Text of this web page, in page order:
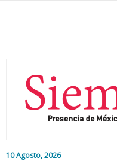
10 Agosto, 2026